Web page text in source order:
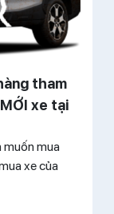
tham
xe tại
muốn mua
xe của